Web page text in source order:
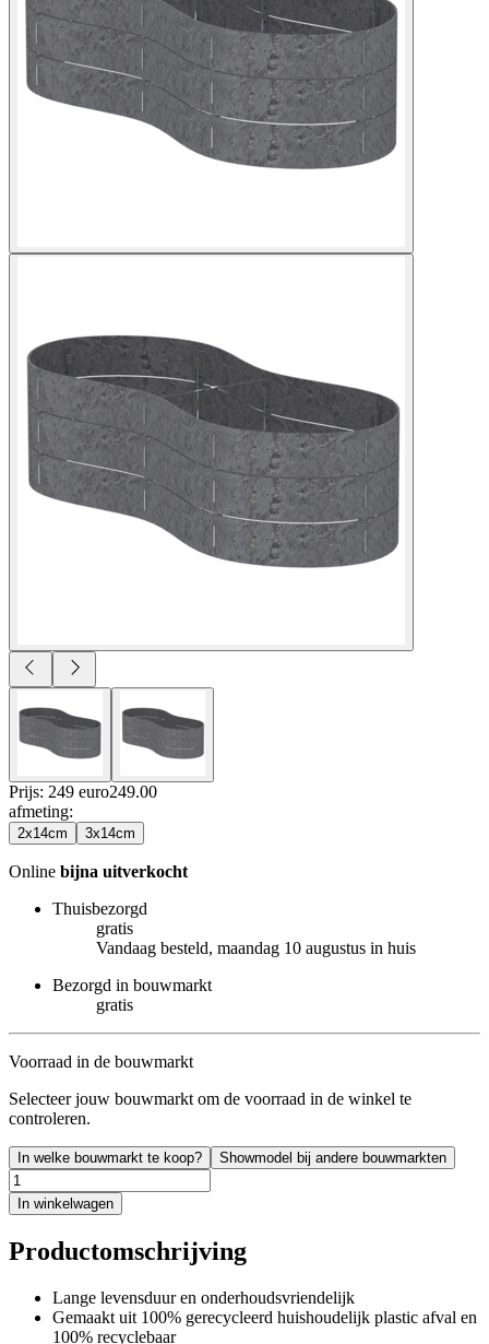
Prijs: 249 euro249.00
afmeting:
2x14cm 3x14cm
Online bijna uitverkocht
Thuisbezorgd
gratis
Vandaag besteld, maandag 10 augustus in huis
Bezorgd in bouwmarkt
gratis
Voorraad in de bouwmarkt
Selecteer jouw bouwmarkt om de voorraad in de winkel te
controleren.
In welke bouwmarkt te koop? Showmodel bij andere bouwmarkten
In winkelwagen
Productomschrijving
Lange levensduur en onderhoudsvriendelijk
Gemaakt uit 100% gerecycleerd huishoudelijk plastic afval en
100% recyclebaar